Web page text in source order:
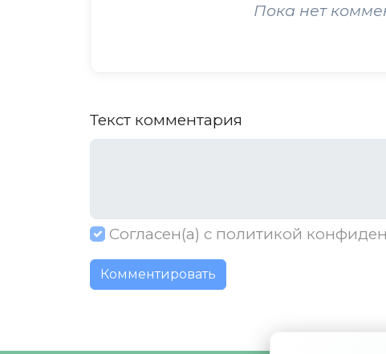
Пока нет
Текст комментария
Согласен(а) с политикой
Комментировать